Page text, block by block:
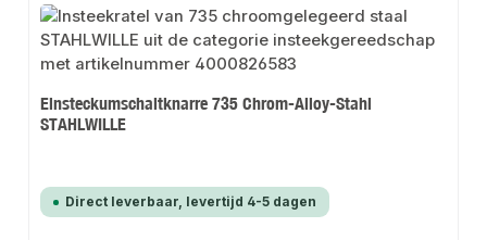
Einsteckumschaltknarre 735 Chrom-Alloy-Stahl
STAHLWILLE
Direct leverbaar, levertijd 4-5 dagen